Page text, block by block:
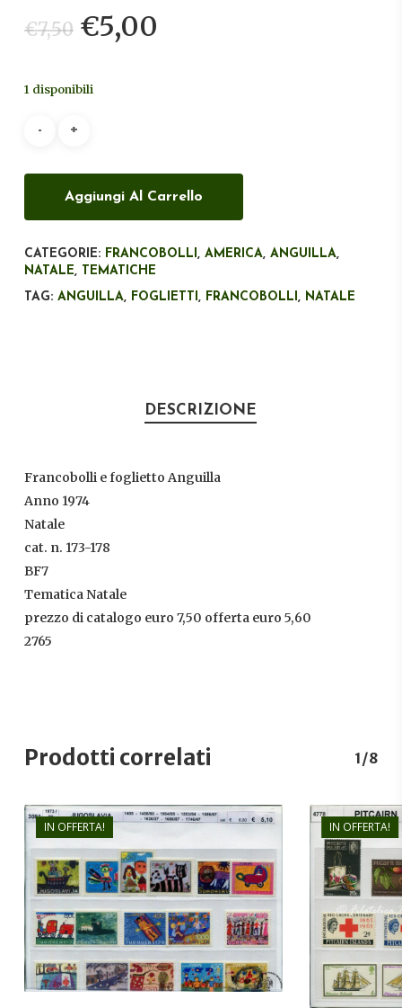
€7,50 Il
prezzo
originale
€5,00
1 disponibili
Aggiungi Al Carrello
CATEGORIE: FRANCOBOLLI , AMERICA, ANGUILLA,
NATALE, TEMATICHE
TAG: ANGUILLA, FOGLIETTI , FRANCOBOLLI , NATALE
DESCRIZIONE
Francobolli e foglietto Anguilla
Anno 1974
Natale
cat. n. 173-178
BF7
Tematica Natale
prezzo di catalogo euro 7,50 offerta euro 5,60
2765
Prodotti correlati 1/8
IN OFFERTA!
€6,80
€5,10
IN OFFERTA!